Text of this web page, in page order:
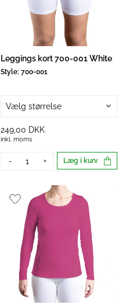
Leggings kort 700-001 White
Style: 700-001
Vælg størrelse
249,00 DKK
inkl. moms
- + Læg i kurv